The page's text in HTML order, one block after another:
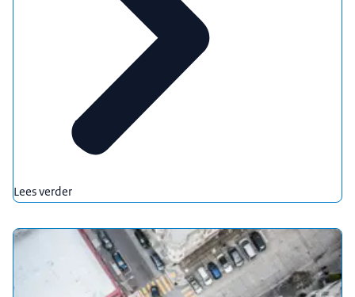
Lees verder